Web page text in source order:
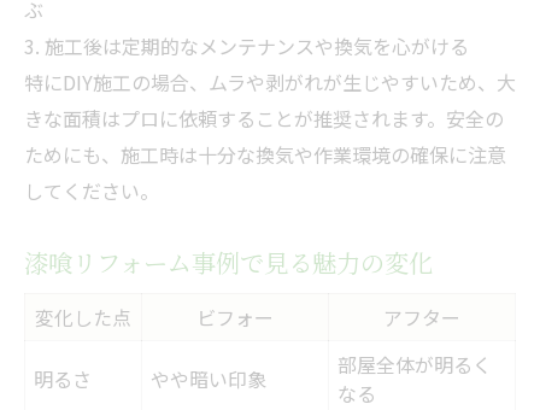
ぶ
3. 施工後は定期的なメンテナンスや換気を心がける
特にDIY施工の場合、ムラや剥がれが生じやすいため、大
きな面積はプロに依頼することが推奨されます。安全の
ためにも、施工時は十分な換気や作業環境の確保に注意
してください。
漆喰リフォーム事例で見る魅力の変化
変化した点 ビフォー アフター
明るさ やや暗い印象
部屋全体が明るく
なる